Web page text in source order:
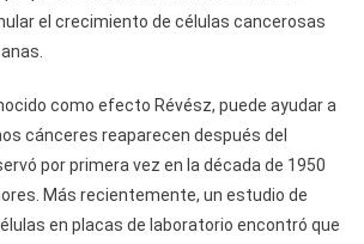
el crecimiento de células cancerosas
como efecto Révész, puede ayudar a
cánceres reaparecen después del
por primera vez en la década de 1950
Más recientemente, un estudio de
en placas de laboratorio encontró que